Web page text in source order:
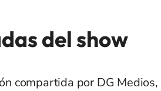
del show
compartida por DG Medios,